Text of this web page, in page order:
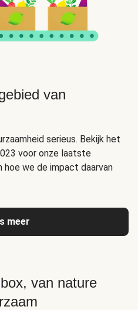
van
serieus. Bekijk het
voor onze laatste
hoe we de impact daarvan
meer
van nature